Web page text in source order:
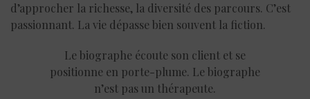
d’approcher la richesse, la diversité des parcours. C’est
passionnant. La vie dépasse bien souvent la fiction.
Le biographe écoute son client et se
positionne en porte-plume. Le biographe
n’est pas un thérapeute.